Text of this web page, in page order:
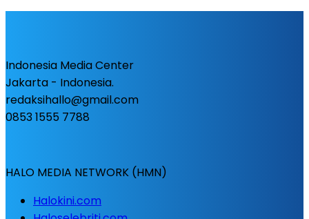
Indonesia Media Center
Jakarta - Indonesia.
redaksihallo@gmail.com
0853 1555 7788
HALO MEDIA NETWORK (HMN)
Halokini.com